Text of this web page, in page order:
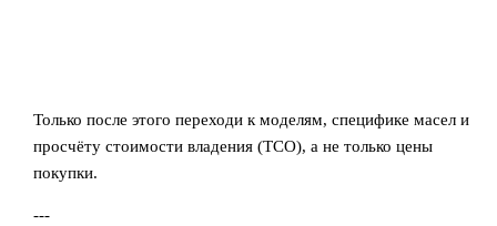
Только после этого переходи к моделям, специфике масел и
просчёту стоимости владения (TCO), а не только цены
покупки.
---